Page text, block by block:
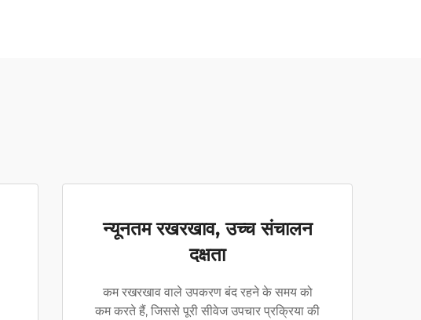
न्यूनतम रखरखाव, उच्च संचालन
दक्षता
कम रखरखाव वाले उपकरण बंद रहने के समय को
कम करते हैं, जिससे पूरी सीवेज उपचार प्रक्रिया की